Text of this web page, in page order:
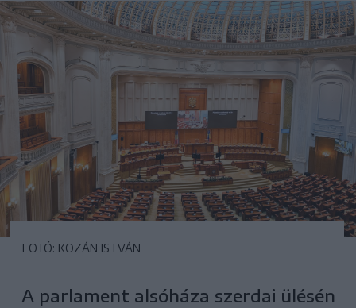
FOTÓ: KOZÁN ISTVÁN
A parlament alsóháza szerdai ülésén